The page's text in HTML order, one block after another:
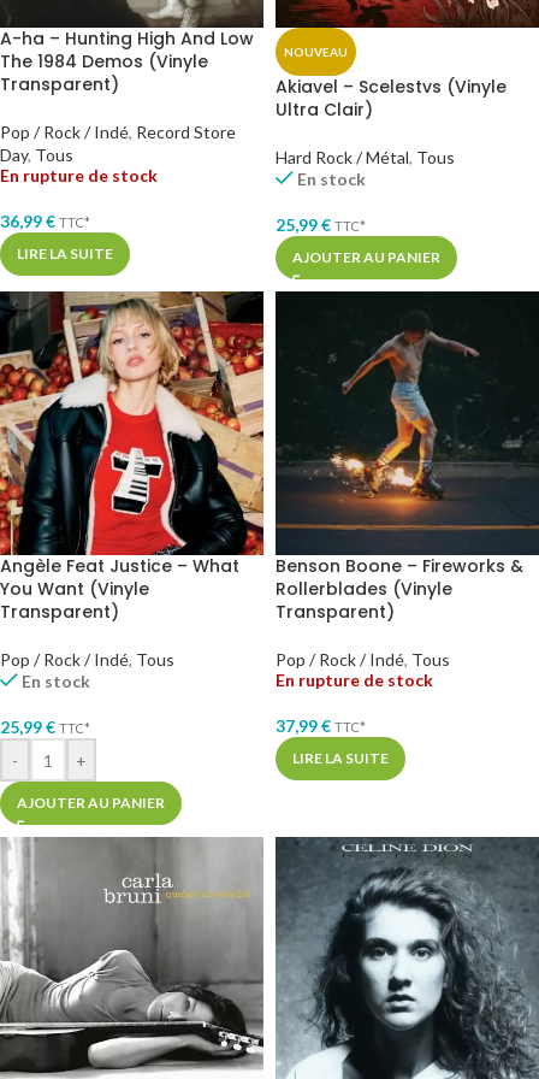
A-ha – Hunting High And Low
The 1984 Demos (Vinyle
Transparent)
Pop / Rock / Indé, Record Store
Day, Tous
En rupture de stock
36,99€ TTC*
LIRE LA SUITE
NOUVEAU
Akiavel – Scelestvs (Vinyle
Ultra Clair)
Hard Rock / Métal, Tous
En stock
25,99€ TTC*
AJOUTER AU PANIER
Angèle Feat Justice – What
You Want (Vinyle
Transparent)
Pop / Rock / Indé, Tous
En stock
25,99€ TTC*
- +
AJOUTER AU PANIER
Benson Boone – Fireworks &
Rollerblades (Vinyle
Transparent)
Pop / Rock / Indé, Tous
En rupture de stock
37,99€ TTC*
LIRE LA SUITE